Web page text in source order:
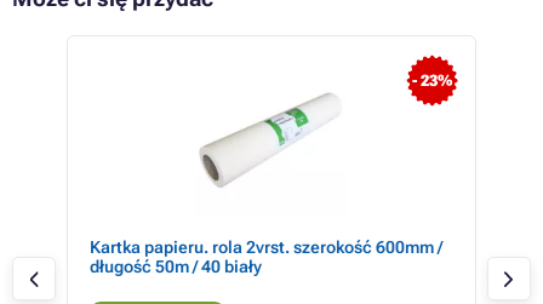
- 23%
Kartka papieru. rola 2vrst. szerokość 600mm /
długość 50m / 40 biały